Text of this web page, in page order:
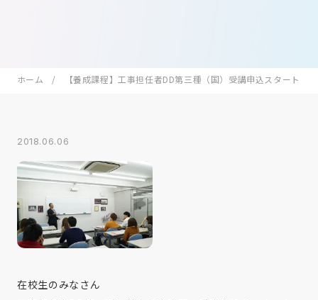
ホーム 【養成課程】工事担任者DD第三種（国）受講申込スタート
2018.06.06
在校生のみなさん